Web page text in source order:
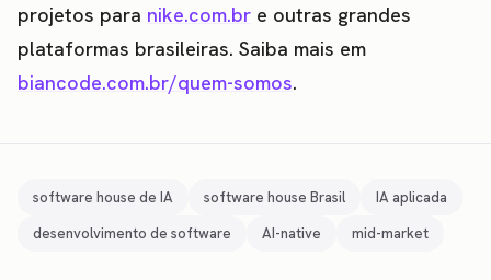
projetos para nike.com.br e outras grandes
plataformas brasileiras. Saiba mais em
biancode.com.br/quem-somos.
software house de IA software house Brasil
IA aplicada
desenvolvimento de software
AI-native mid-market